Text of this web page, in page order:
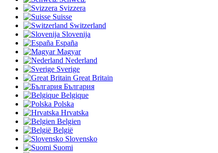
Svizzera
Suisse
Switzerland
Slovenija
España
Magyar
Nederland
Sverige
Great Britain
България
Belgique
Polska
Hrvatska
Belgien
België
Slovensko
Suomi